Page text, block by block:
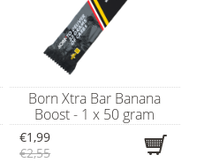
Born Xtra Bar Banana
Boost - 1 x 50 gram
€1,99
€2,55